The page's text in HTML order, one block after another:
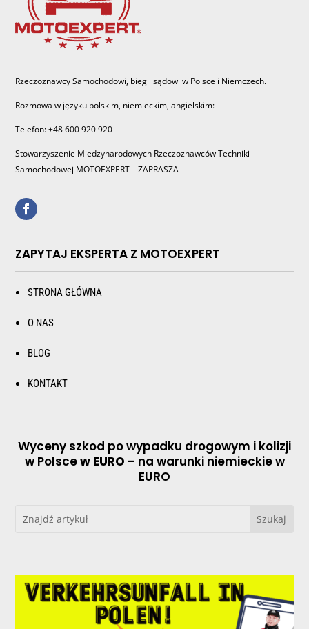
Rzeczoznawcy Samochodowi, biegli sądowi w Polsce i Niemczech.
Rozmowa w języku polskim, niemieckim, angielskim:
Telefon: +48 600 920 920
Stowarzyszenie Miedzynarodowych Rzeczoznawców Techniki
Samochodowej MOTOEXPERT – ZAPRASZA
ZAPYTAJ EKSPERTA Z MOTOEXPERT
STRONA GŁÓWNA
O NAS
BLOG
KONTAKT
Wyceny szkod po wypadku drogowym i kolizji
w Polscew EURO – na warunki niemieckie w
EURO